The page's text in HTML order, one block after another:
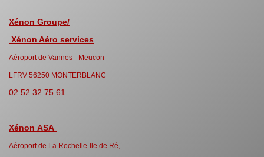
Xénon Groupe/
Xénon Aéro services
Aéroport de Vannes - Meucon
LFRV 56250 MONTERBLANC
02.52.32.75.61
Xénon ASA
Aéroport de La Rochelle-Ile de Ré,